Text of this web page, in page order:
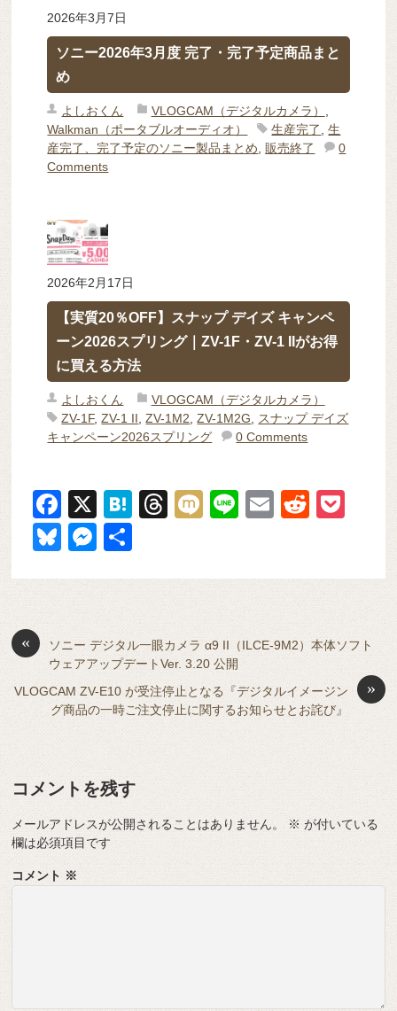
2026年3月7日
ソニー2026年3月度 完了・完了予定商品まと
め
よしおくん VLOGCAM（デジタルカメラ）
Walkman（ポータブルオーディオ）
生産完了 ,生
産完了、完了予定のソニー製品まとめ
販売終了
0
Comments
2026年2月17日
【実質20％OFF】スナップ デイズ キャンペ
ーン2026スプリング｜ZV-1F・ZV-1 IIがお得
に買える方法
よしおくん
VLOGCAM（デジタルカメラ）
ZV-1F,ZV-1 II,ZV-1M2,ZV-1M2G, スナップ デイズ
キャンペーン2026スプリング
0 Comments
F
a
c
e
b
o
o
k
X
H
n
a
T
a
s
M
Li
E
R
di et
Bl
sk
y
M
n
g
er
«
ソニー デジタル一眼カメラ α9 II（ILCE-9M2）本体ソフト
ウェアアップデートVer. 3.20 公開
»
VLOGCAM ZV-E10 が受注停止となる『デジタルイメージン
グ商品の一時ご注文停止に関するお知らせとお詫び』
コメントを残す
メールアドレスが公開されることはありません。 ※ が付いている
欄は必須項目です
コメント ※